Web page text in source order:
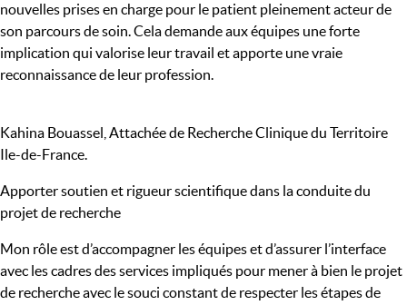
nouvelles prises en charge pour le patient pleinement acteur de
son parcours de soin. Cela demande aux équipes une forte
implication qui valorise leur travail et apporte une vraie
reconnaissance de leur profession.
Kahina Bouassel, Attachée de Recherche Clinique du Territoire
Ile-de-France.
Apporter soutien et rigueur scientifique dans la conduite du
projet de recherche
Mon rôle est d’accompagner les équipes et d’assurer l’interface
avec les cadres des services impliqués pour mener à bien le projet
de recherche avec le souci constant de respecter les étapes de